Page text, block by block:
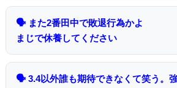
🗣 また2番田中で敗退行為かよ
まじで休養してください
🗣 3.4以外誰も期待できなくて笑う。